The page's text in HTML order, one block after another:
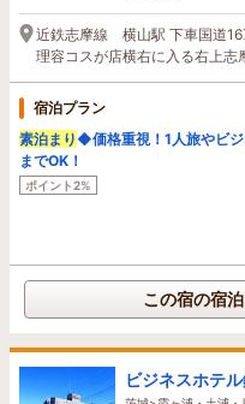
近鉄志摩線 横山駅 下車国道
理容コスが店横右に入る右上志
宿泊プラン
素泊まり◆価格重視！1人旅やビ
までOK！
ポイント2%
この宿の宿
ビジネスホテ